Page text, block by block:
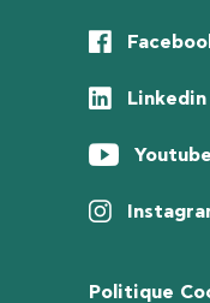
Linkedin
Youtube
Politique